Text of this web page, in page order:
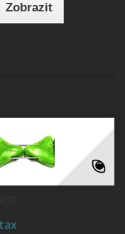
Zobrazit